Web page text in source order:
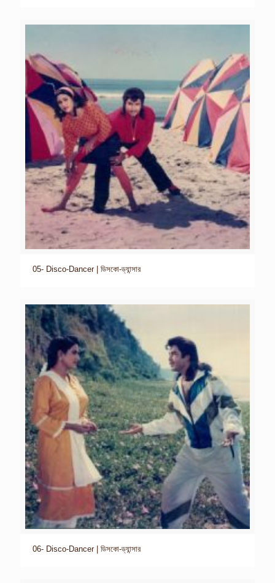
05- Disco-Dancer | ডিসকো-ড্যান্সার
06- Disco-Dancer | ডিসকো-ড্যান্সার